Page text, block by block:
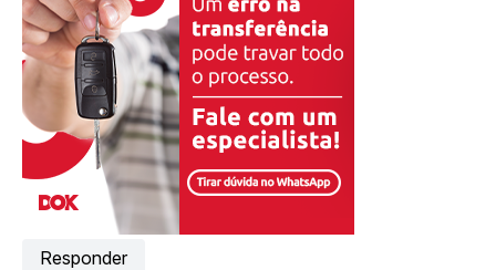
Responder